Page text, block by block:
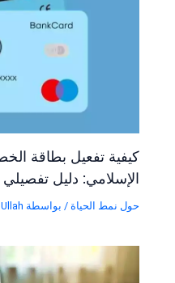
كيفية تفعيل بطاقة
الإسلامي: دليل تفصيلي
حول نمط الحياة / بواسطة